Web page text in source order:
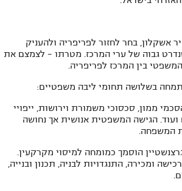
אשקלון, בחר לחזור לפריפריה ולהעניק
גבוה של ערי המרכז. מטרתו - לצמצם את
בין המרכז לפריפריה.
בשלושה תחומי ליבה משפטיים:
ממון, סכסוכי משמורת וירושות, ייפויי
ועוד. הגישה המשפטית אנושית אך נחושה
המשפחה.
הוסמך כמומחה למיסוי מקרקעין.
ומכירה, התנגדויות לבניה, תכנון ובנייה,